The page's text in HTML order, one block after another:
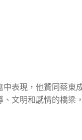
中表現，他贊同蔡東
、文明和感情的橋梁